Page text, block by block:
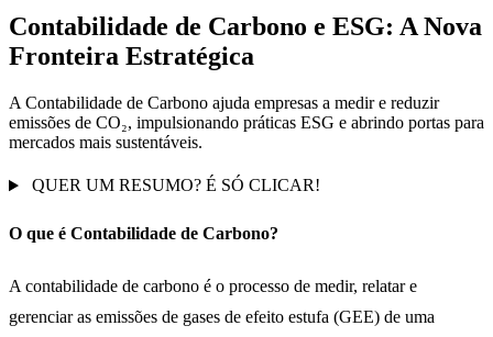
Contabilidade de Carbono e ESG: A Nova
Fronteira Estratégica
A Contabilidade de Carbono ajuda empresas a medir e reduzir
emissões de CO₂, impulsionando práticas ESG e abrindo portas para
mercados mais sustentáveis.
QUER UM RESUMO? É SÓ CLICAR!
O que é Contabilidade de Carbono?
A contabilidade de carbono é o processo de medir, relatar e
gerenciar as emissões de gases de efeito estufa (GEE) de uma